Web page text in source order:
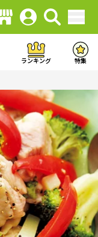
ランキング 特集